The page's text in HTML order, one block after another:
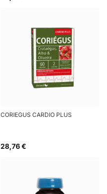
CORIEGUS CARDIO PLUS
28,76 €